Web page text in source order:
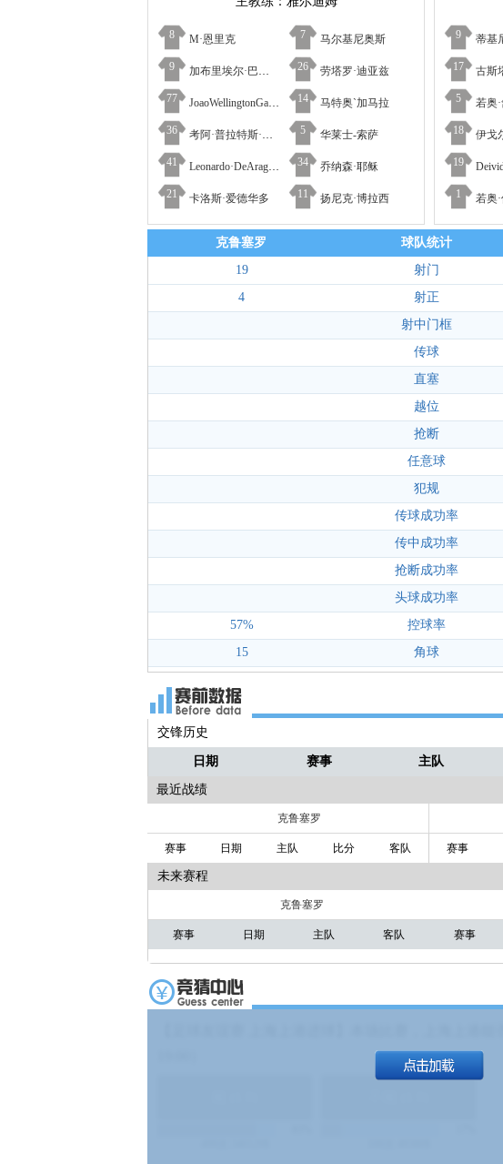
8 M·恩里克 7 马尔基尼奥斯
9 加布里埃尔·巴博萨 26 劳塔罗·迪亚兹
77 JoaoWellingtonGadelha·MelodeOliveira 14 马特奥`加马拉
36 考阿·普拉特斯·德·阿尔梅达 5 华莱士-索萨
41 Leonardo·DeAragaoCarvalho 34 乔纳森·耶稣
21 卡洛斯·爱德华多 11 扬尼克·博拉西
9 蒂基尼
17 古斯塔
5 若奥
18 伊戈
19
1 若奥
克鲁塞罗 球队统计
19
射门
4
射正
射中门框
传球
直塞
越位
抢断
任意球
犯规
传球成功率
传中成功率
抢断成功率
头球成功率
57%
控球率
15
角球
交锋历史
日期 赛事 主队
最近战绩
克鲁塞罗
赛事 日期 主队 比分 客队 赛事
未来赛程
克鲁塞罗
赛事 日期 主队 客队 赛事